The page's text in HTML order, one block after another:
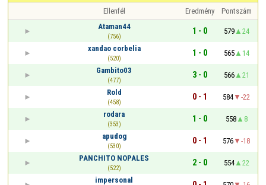
Ellenfél Eredmény
Pontszám
Ataman44
(756)
1 - 0 579
24
xandao corbelia
(520)
1 - 0 565
14
Gambito03
(477)
3 - 0 566
21
Rold
(458)
0 - 1 584
-22
rodara
(353)
1 - 0 558
8
apudog
(530)
0 - 1 576
-18
PANCHITO NOPALES
(522)
2 - 0 554
22
impersonal